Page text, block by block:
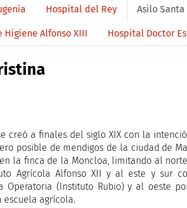
Hospital del Rey Asilo
Alfonso XIII Hospital Doctor
creó a finales del siglo XIX con la
posible de mendigos de la ciudad de
la finca de la Moncloa, limitando al
Agrícola Alfonso XII y al este y sur
Operatoria (Instituto Rubio) y al oeste
escuela agrícola.